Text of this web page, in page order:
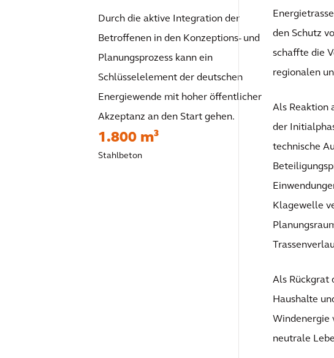
Durch die aktive Integration der
Betroffenen in den Konzeptions- und
Planungsprozess kann ein
Schlüsselelement der deutschen
Energiewende mit hoher öffentlicher
Akzeptanz an den Start gehen.
1.800 m³
Stahlbeton
den Schutz
schaffte die
regionalen
Als Reaktion
der
technische
Klagewelle
Als Rückgrat
Haushalte
Windenergie
neutrale